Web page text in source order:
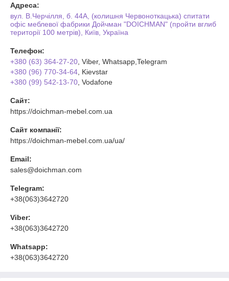
Адреса:
вул. В.Черчілля, б. 44А, (колишня Червоноткацька) спитати
офіс меблевої фабрики Дойчман "DOICHMAN" (пройти вглиб
території 100 метрів), Київ, Україна
Телефон:
+380 (63) 364-27-20 , Viber, Whatsapp,Telegram
+380 (96) 770-34-64 , Kievstar
+380 (99) 542-13-70 , Vodafone
Сайт:
https://doichman-mebel.com.ua
Сайт компанії:
https://doichman-mebel.com.ua/ua/
Email:
sales@doichman.com
Telegram:
+38(063)3642720
Viber:
+38(063)3642720
Whatsapp:
+38(063)3642720